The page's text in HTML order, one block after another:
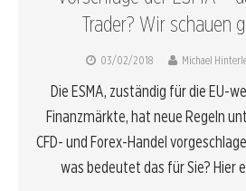
Trader? Wir schauen
03/02/2018 Michael
Die ESMA, zuständig für die EU-
Finanzmärkte, hat neue Regeln
CFD- und Forex-Handel
was bedeutet das für Sie? Hier